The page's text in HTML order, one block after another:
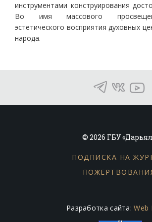
инструментами конструирования
Во имя массового
эстетического восприятия духовных
народа.
© 2026 ГБУ
ПОДПИСКА НА
Разработка сайта:Web